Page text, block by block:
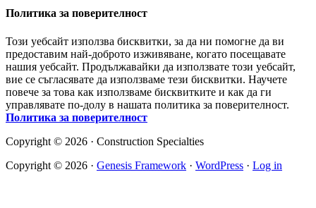
Политика за поверителност
Този уебсайт използва бисквитки, за да ни помогне да ви
предоставим най-доброто изживяване, когато посещавате
нашия уебсайт. Продължавайки да използвате този уебсайт,
вие се съгласявате да използваме тези бисквитки. Научете
повече за това как използваме бисквитките и как да ги
управлявате по-долу в нашата политика за поверителност.
Политика за поверителност
Copyright © 2026 · Construction Specialties
Copyright © 2026 · Genesis Framework · WordPress · Log in